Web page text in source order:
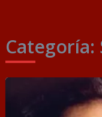
Categoría: